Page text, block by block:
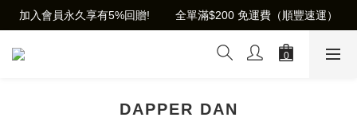
加入會員永久享有5%回贈!        全單滿$200 免運費（順豐速運）
DAPPER DAN